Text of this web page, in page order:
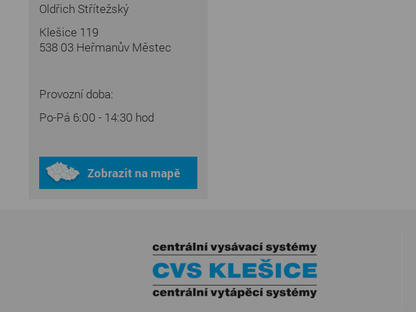
Oldřich Střítežský
Klešice 119
538 03 Heřmanův Městec
Provozní doba:
Po-Pá 6:00 - 14:30 hod
Zobrazit na mapě